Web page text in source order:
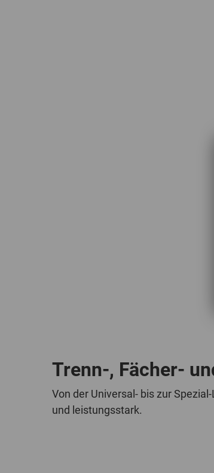
Trenn-, Fächer-
Von der Universal- bis zur
und leistungsstark.